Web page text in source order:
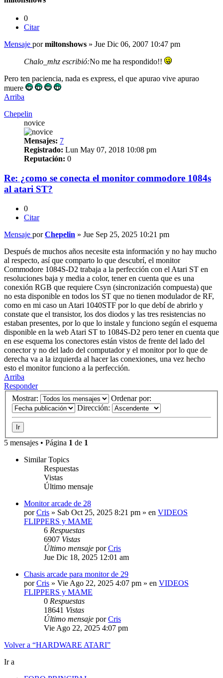
0
Citar
Mensaje pormiltonshows » Jue Dic 06, 2007 10:47 pm
Chalo_mhz escribió:No me ha respondido!!
Pero ten paciencia, nada es express, el que apurao vive apurao
muere
Arriba
Chepelin
novice
Mensajes: 7
Registrado: Lun May 07, 2018 10:08 pm
Reputación: 0
Re: ¿como se conecta el monitor commodore 1084s
al atari ST?
0
Citar
Mensaje porChepelin » Jue Sep 25, 2025 10:21 pm
Después de muchos años necesite esta información y no hay mucho
al respecto, así que comparto lo que descubrí, el monitor
Commodore 1084S-D2 trabaja a la perfección con el Atari ST en
resoluciones baja y media a color, tener en cuenta que es una
conexión RGB que requiere Csyn (sincronización compuesta) que
no esta disponible en todos los ST que no tienen modulador de RF,
como en mi caso un Atari 1040STF por lo que debí de abrirlo y
constate que el transistor, los dos diodos y las tres resistencias no
estaban presentes, por lo que lo instale y funciono según el esquema
disponible en la web Atari ST to 1084S-D2 pero tener en cuenta que
en ese esquema los conectores están vistos de frente del lado del
conector y no del lado del computador y el monitor por lo que de
derecha va a la izquierda al hacer las conexiones, una vez hecho
esto el monitor funciono a la perfección.
Arriba
Responder
Mostrar:
Ordenar por:
Dirección:
5 mensajes • Página 1 de 1
Similar Topics
Respuestas
Vistas
Último mensaje
Monitor arcade de 28
porCris » Sab Oct 25, 2025 8:21 pm » en VIDEOS
FLIPPERS y MAME
6 Respuestas
6907 Vistas
Último mensaje porCris
Jue Dic 18, 2025 12:01 am
Chasis arcade para monitor de 29
porCris » Vie Ago 22, 2025 4:07 pm » en VIDEOS
FLIPPERS y MAME
0 Respuestas
18641 Vistas
Último mensaje porCris
Vie Ago 22, 2025 4:07 pm
Volver a “HARDWARE ATARI”
Ir a